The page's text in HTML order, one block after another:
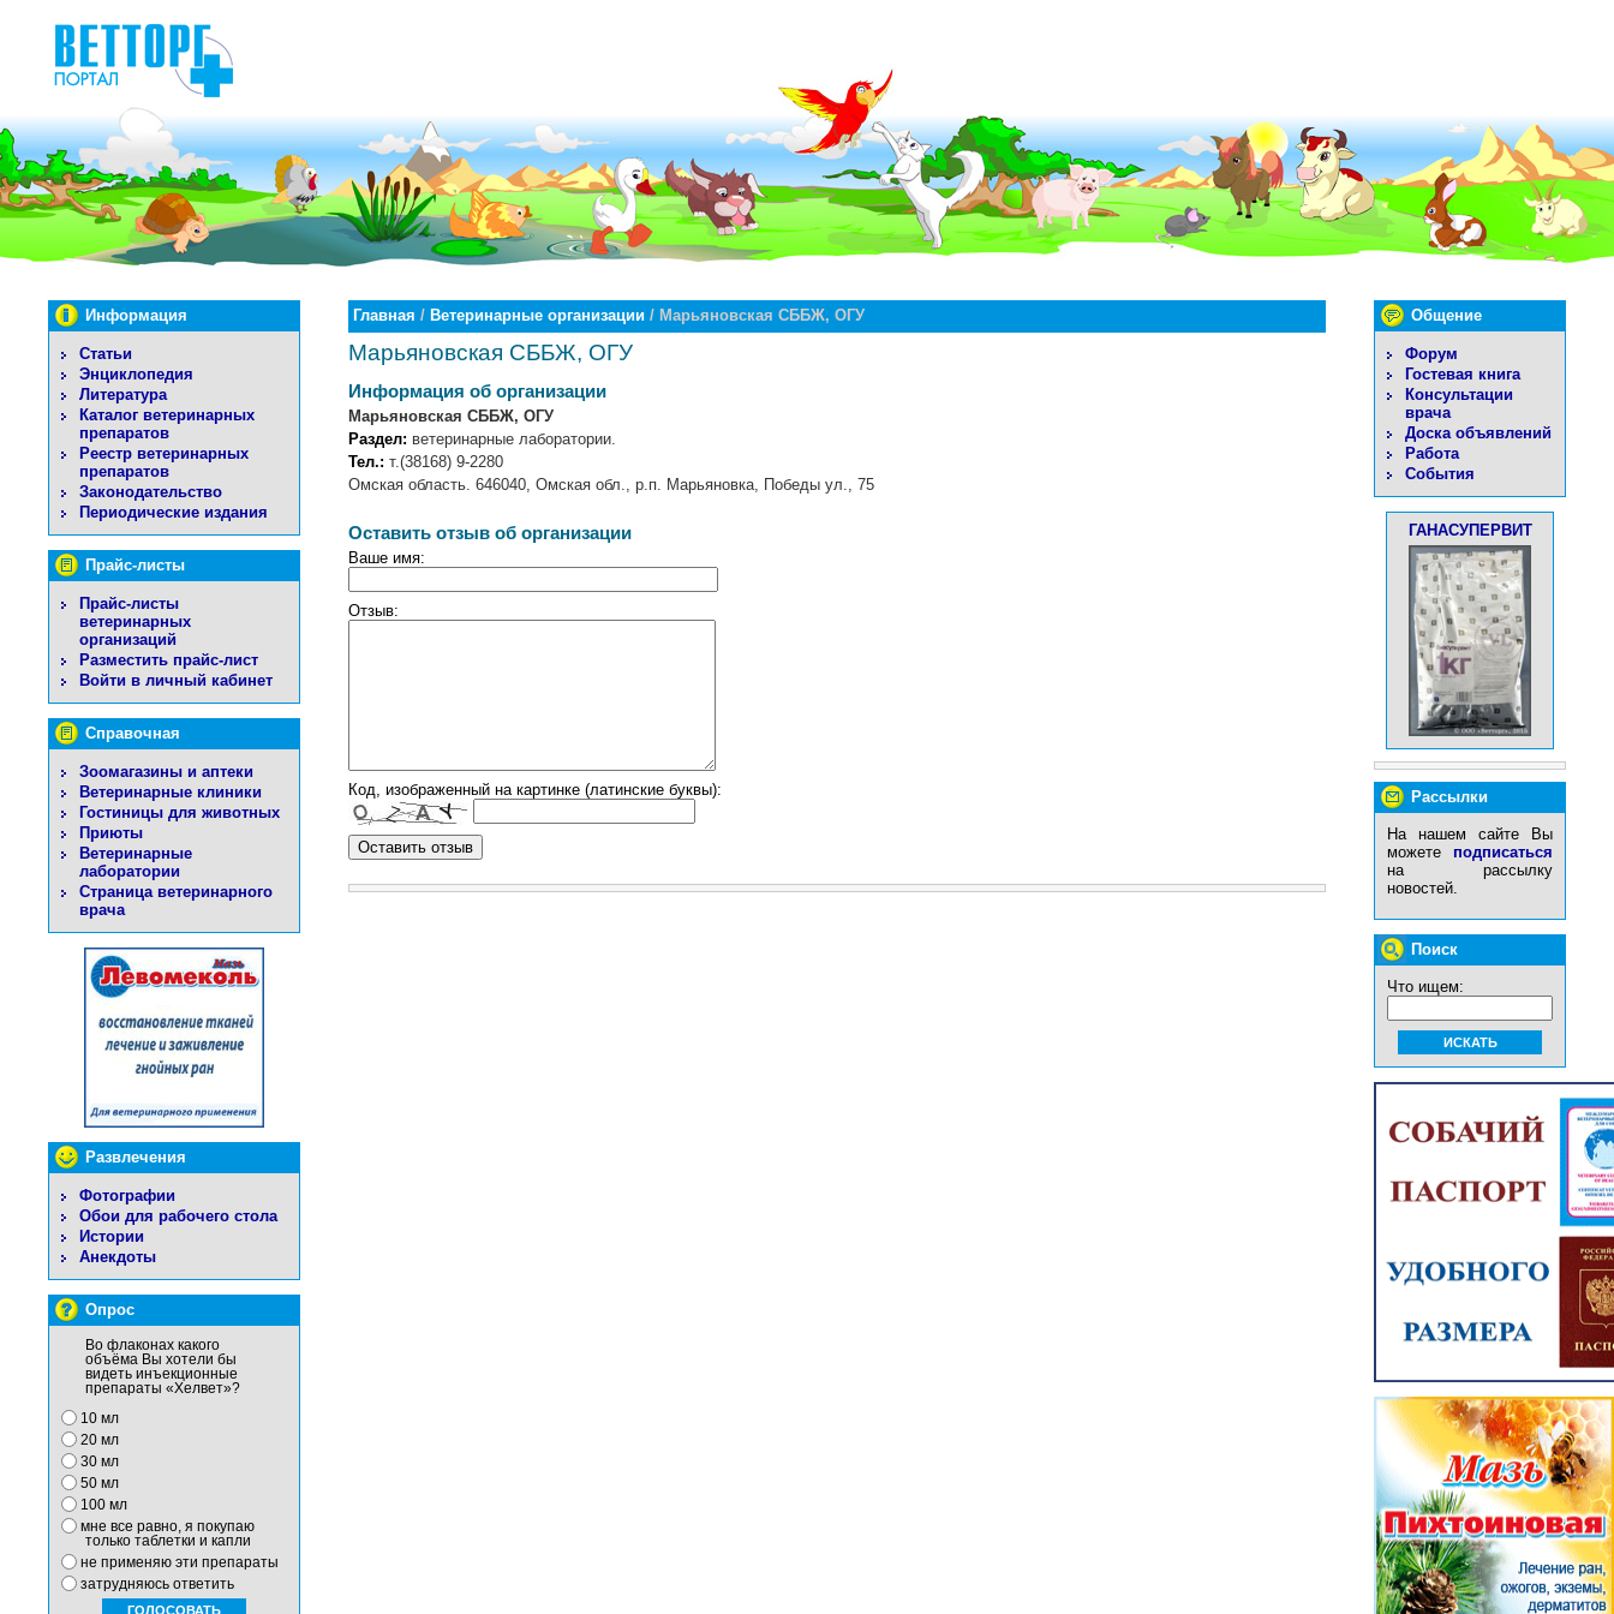
Информация
Статьи
Энциклопедия
Литература
Каталог ветеринарных
препаратов
Реестр ветеринарных
препаратов
Законодательство
Периодические издания
Прайс-листы
Прайс-листы
ветеринарных
организаций
Разместить прайс-лист
Войти в личный кабинет
Справочная
Зоомагазины и аптеки
Ветеринарные клиники
Гостиницы для животных
Приюты
Ветеринарные
лаборатории
Страница ветеринарного
врача
Развлечения
Фотографии
Обои для рабочего стола
Истории
Анекдоты
Опрос
Во флаконах какого
объёма Вы хотели бы
видеть инъекционные
препараты «Хелвет»?
10 мл
20 мл
30 мл
50 мл
100 мл
мне все равно, я покупаю
только таблетки и капли
не применяю эти препараты
затрудняюсь ответить
Общение
Форум
Гостевая книга
Консультации
врача
Доска объявлений
Работа
События
ГАНАСУПЕРВИТ
Рассылки
На нашем сайте Вы
можете подписаться
на рассылку
новостей.
Поиск
Что ищем:
Главная / Ветеринарные организации / Марьяновская СББЖ, ОГУ
Марьяновская СББЖ, ОГУ
Информация об организации
Марьяновская СББЖ, ОГУ
Раздел: ветеринарные лаборатории.
Тел.: т.(38168) 9-2280
Омская область. 646040, Омская обл., р.п. Марьяновка, Победы ул., 75
Оставить отзыв об организации
Ваше имя:
Отзыв:
Код, изображенный на картинке (латинские буквы):